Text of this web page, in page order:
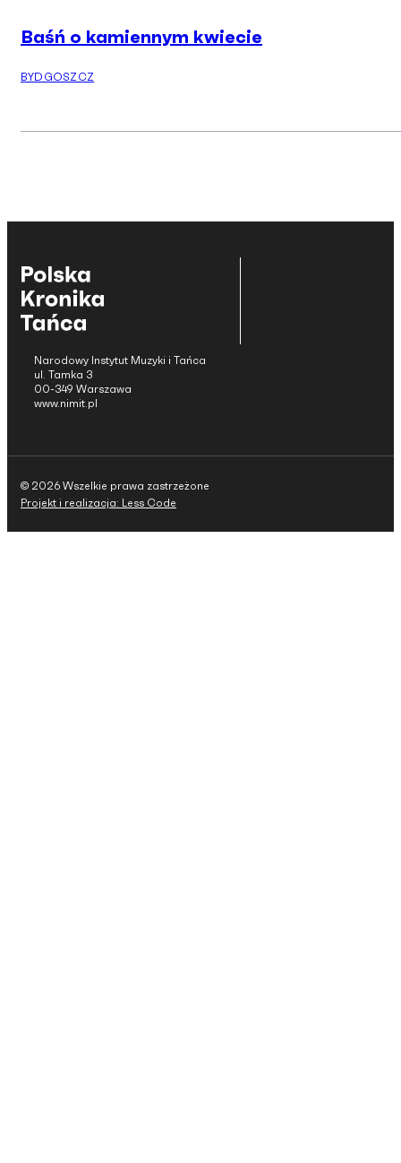
Baśń o kamiennym kwiecie
BYDGOSZCZ
Narodowy Instytut Muzyki i Tańca
ul. Tamka 3
00-349 Warszawa
www.nimit.pl
© 2026 Wszelkie prawa zastrzeżone
Projekt i realizacja: Less Code